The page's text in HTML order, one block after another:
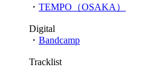
・ TEMPO（OSAKA）
Digital
・ Bandcamp
Tracklist